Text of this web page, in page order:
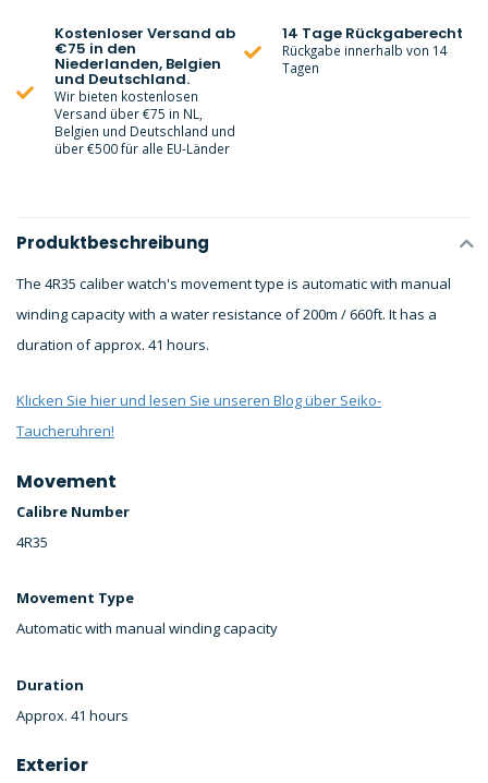
Kostenloser Versand ab
€75 in den
Niederlanden, Belgien
und Deutschland.
Wir bieten kostenlosen
Versand über €75 in NL,
Belgien und Deutschland und
über €500 für alle EU-Länder
14 Tage Rückgaberecht
Rückgabe innerhalb von 14
Tagen
Produktbeschreibung
The 4R35 caliber watch's movement type is automatic with manual
winding capacity with a water resistance of 200m / 660ft. It has a
duration of approx. 41 hours.
Klicken Sie hier und lesen Sie unseren Blog über Seiko-
Taucheruhren!
Movement
Calibre Number
4R35
Movement Type
Automatic with manual winding capacity
Duration
Approx. 41 hours
Exterior